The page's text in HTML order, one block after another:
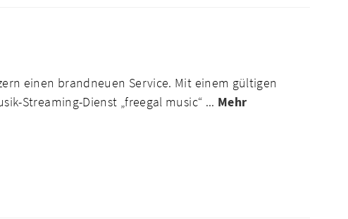
einen brandneuen Service. Mit einem gültigen
Streaming-Dienst „freegal music“ ... Mehr